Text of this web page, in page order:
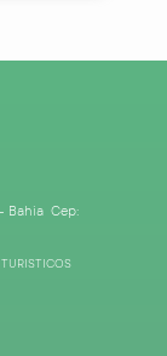
Bahia Cep:
TURISTICOS